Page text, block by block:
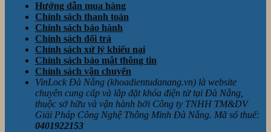
Hướng dẫn mua hàng
Chính sách thanh toán
Chính sách bảo hành
Chính sách đổi trả
Chính sách xử lý khiếu nại
Chính sách bảo mật thông tin
Chính sách vận chuyển
VinLock Đà Nẵng (khoadientudanang.vn) là website
chuyên cung cấp và lắp đặt khóa điện tử tại Đà Nẵng,
thuộc sở hữu và vận hành bởi Công ty TNHH TM&DV
Giải Pháp Công Nghệ Thông Minh Đà Nẵng. Mã số thuế:
0401922153